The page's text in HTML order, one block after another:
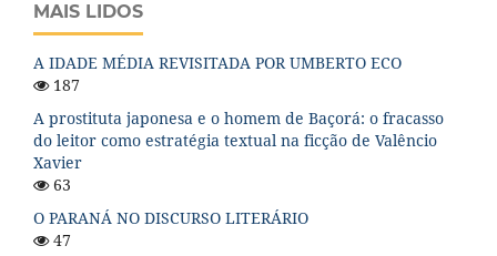
MAIS LIDOS
A IDADE MÉDIA REVISITADA POR UMBERTO ECO
187
A prostituta japonesa e o homem de Baçorá: o fracasso
do leitor como estratégia textual na ficção de Valêncio
Xavier
63
O PARANÁ NO DISCURSO LITERÁRIO
47